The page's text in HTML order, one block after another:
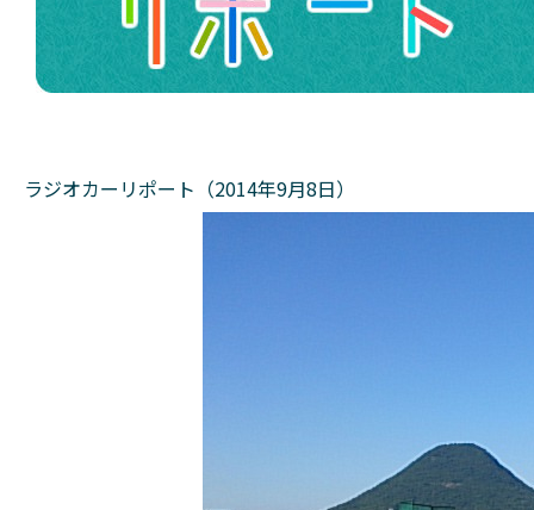
ラジオカーリポート（2014年9月8日）